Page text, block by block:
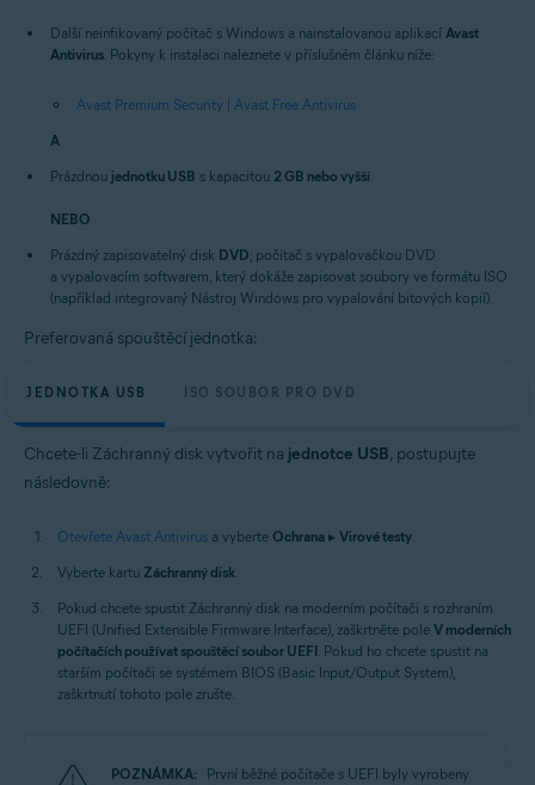
Další neinfikovaný počítač s Windows a nainstalovanou aplikací Avast
Antivirus. Pokyny k instalaci naleznete v příslušném článku níže:
Avast Premium Security
Avast Free Antivirus
A
Prázdnou jednotku USB s kapacitou 2 GB nebo vyšší.
NEBO
Prázdný zapisovatelný disk DVD; počítač s vypalovačkou DVD
a vypalovacím softwarem, který dokáže zapisovat soubory ve formátu ISO
(například integrovaný Nástroj Windows pro vypalování bitových kopií).
Preferovaná spouštěcí jednotka:
JEDNOTKA USB ISO SOUBOR PRO DVD
Chcete-li Záchranný disk vytvořit na jednotce USB, postupujte
následovně:
Otevřete Avast Antivirus a vyberte Ochrana ▸ Virové testy.
Vyberte kartu Záchranný disk.
Pokud chcete spustit Záchranný disk na moderním počítači s rozhraním
UEFI (Unified Extensible Firmware Interface), zaškrtněte pole V moderních
počítačích používat spouštěcí soubor UEFI. Pokud ho chcete spustit na
starším počítači se systémem BIOS (Basic Input/Output System),
zaškrtnutí tohoto pole zrušte.
POZNÁMKA:
První běžné počítače s UEFI byly vyrobeny